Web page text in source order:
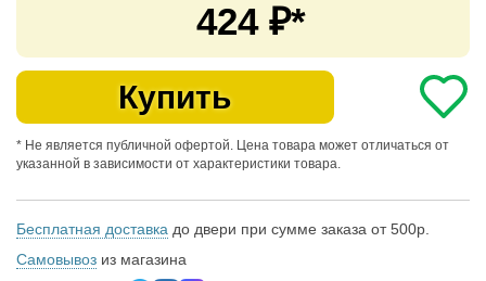
424₽*
Купить
* Не является публичной офертой. Цена товара может отличаться от
указанной в зависимости от характеристики товара.
Бесплатная доставка до двери при сумме заказа от 500р.
Самовывоз из магазина